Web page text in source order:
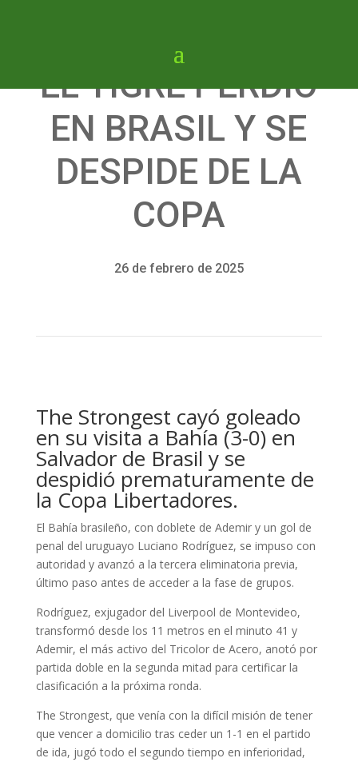
EL TIGRE PERDIÓ
EN BRASIL Y SE
DESPIDE DE LA
COPA
26 de febrero de 2025
The Strongest cayó goleado
en su visita a Bahía (3-0) en
Salvador de Brasil y se
despidió prematuramente de
la Copa Libertadores.
El Bahía brasileño, con doblete de Ademir y un gol de
penal del uruguayo Luciano Rodríguez, se impuso con
autoridad y avanzó a la tercera eliminatoria previa,
último paso antes de acceder a la fase de grupos.
Rodríguez, exjugador del Liverpool de Montevideo,
transformó desde los 11 metros en el minuto 41 y
Ademir, el más activo del Tricolor de Acero, anotó por
partida doble en la segunda mitad para certificar la
clasificación a la próxima ronda.
The Strongest, que venía con la difícil misión de tener
que vencer a domicilio tras ceder un 1-1 en el partido
de ida, jugó todo el segundo tiempo en inferioridad,